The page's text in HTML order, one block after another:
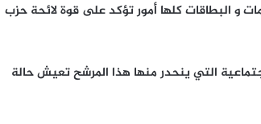
و البطاقات كلها أمور تؤكد على قوة لائحة حزب
التي ينحدر منها هذا المرشح تعيش حالة